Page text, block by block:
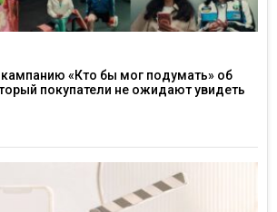
кампанию «Кто бы мог подумать» об
покупатели не ожидают увидеть